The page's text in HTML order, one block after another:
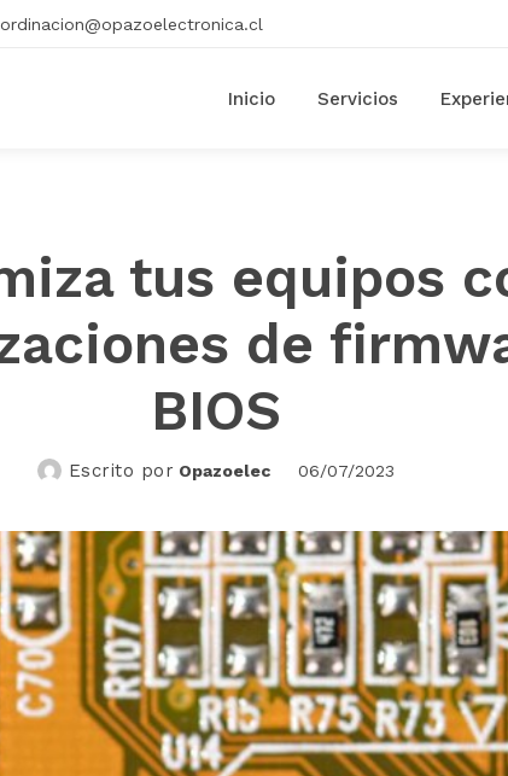
Inicio Servicios
tus equipos
de
BIOS
Escrito por Opazoelec 06/07/2023